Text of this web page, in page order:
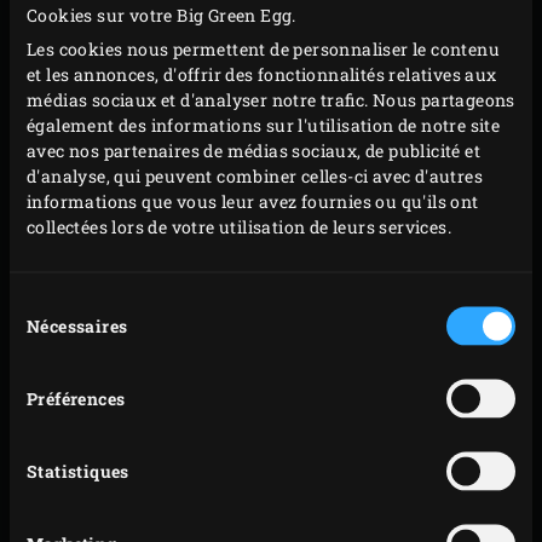
Cookies sur votre Big Green Egg.
Les cookies nous permettent de personnaliser le contenu
et les annonces, d'offrir des fonctionnalités relatives aux
médias sociaux et d'analyser notre trafic. Nous partageons
également des informations sur l'utilisation de notre site
avec nos partenaires de médias sociaux, de publicité et
d'analyse, qui peuvent combiner celles-ci avec d'autres
informations que vous leur avez fournies ou qu'ils ont
collectées lors de votre utilisation de leurs services.
duNécessaires
Préférences
Statistiques
graisseux de la côte de bœuf avant de l’inciser en
croix. Posez le petit morceau de gras 1 à 2 minutes
sur la grille de l’EGG pour le faire fondre légèrement.
Graissez la grille avec, posez la côte de bœuf sur la
grille et placez le morceau de gras sur la viande.
Rabattez le couvercle de l’EGG et faites cuire la
viande lentement pendant 30 minutes.
s’imprègne bien de toutes ses saveurs. Fermez le
couvercle et laissez mijoter la viande jusqu’à ce que
la température à cœur atteigne 46 °C ; la cuisson de
la viande se situe alors entre saignante et à point. Le
thermomètre numérique à lecture instantanée
vous permettra de contrôler la température.
Sortez la viande de l’EGG, recouvrez-la d’une feuille